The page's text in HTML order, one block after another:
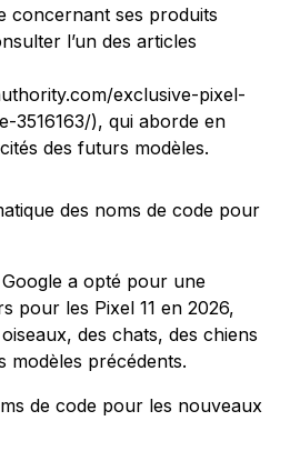
concernant ses produits
l’un des articles
exclusive-pixel-
3516163/), qui aborde en
des futurs modèles.
des noms de code pour
a opté pour une
pour les Pixel 11 en 2026,
des chats, des chiens
modèles précédents.
de code pour les nouveaux